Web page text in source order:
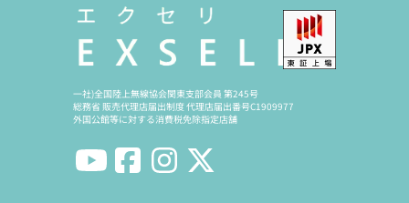
一社)全国陸上無線協会関東支部会員 第245号
総務省 販売代理店届出制度 代理店届出番号C1909977
外国公館等に対する消費税免除指定店舗